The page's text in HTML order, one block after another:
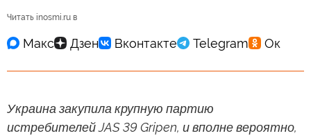
Читать inosmi.ru в
Украина закупила крупную партию
истребителей JAS 39 Gripen, и вполне вероятно,